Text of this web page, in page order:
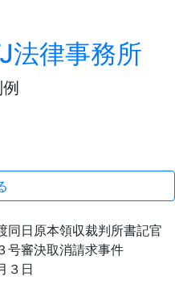
法律事務所
同日原本領収裁判所書記官
号審決取消請求事件
３日